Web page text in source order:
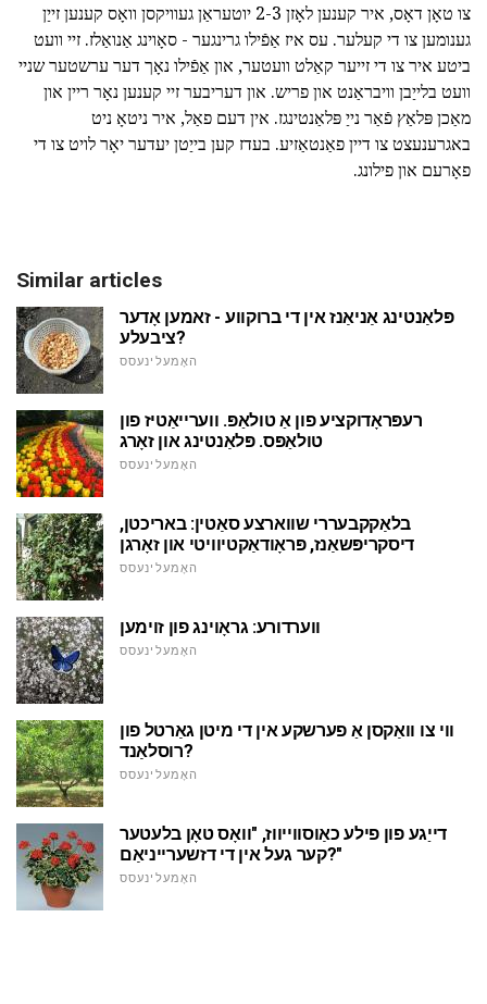
צו טאָן דאָס, איר קענען לאָזן 2-3 יוטעראַן געוויקסן וואָס קענען זייַן
גענומען צו די קעלער. עס איז אַפֿילו גרינגער - סאָוינג אַנואַלז. זיי וועט
ביטע איר צו די זייער קאַלט וועטער, און אַפֿילו נאָך דער ערשטער שניי
וועט בלייַבן וויבראַנט און פריש. און דעריבער זיי קענען נאָר ריין און
מאַכן פּלאַץ פֿאַר נייַ פּלאַנטינגז. אין דעם פאַל, איר ניטאָ ניט
באגרענעצט צו דיין פאַנטאַזיע. בעדז קען בייַטן יעדער יאָר לויט צו די
פאָרעם און פילונג.
Similar articles
פּלאַנטינג אַניאַנז אין די ברוקווע - זאמען אָדער
ציבעלע?
האָמעלינעסס
רעפּראָדוקציע פון אַ טולאַפּ. ווערייאַטיז פון
טולאַפּס. פּלאַנטינג און זאָרג
האָמעלינעסס
בלאַקקבעררי שווארצע סאַטין: באריכטן,
דיסקריפּשאַנז, פּראָודאַקטיוויטי און זאָרגן
האָמעלינעסס
ווערדורע: גראָוינג פון זוימען
האָמעלינעסס
ווי צו וואַקסן אַ פערשקע אין די מיטן גאַרטל פון
רוסלאַנד?
האָמעלינעסס
דייַגע פון פילע כאַוסווייווז, "וואָס טאָן בלעטער
קער געל אין די דזשערייניאַם?"
האָמעלינעסס